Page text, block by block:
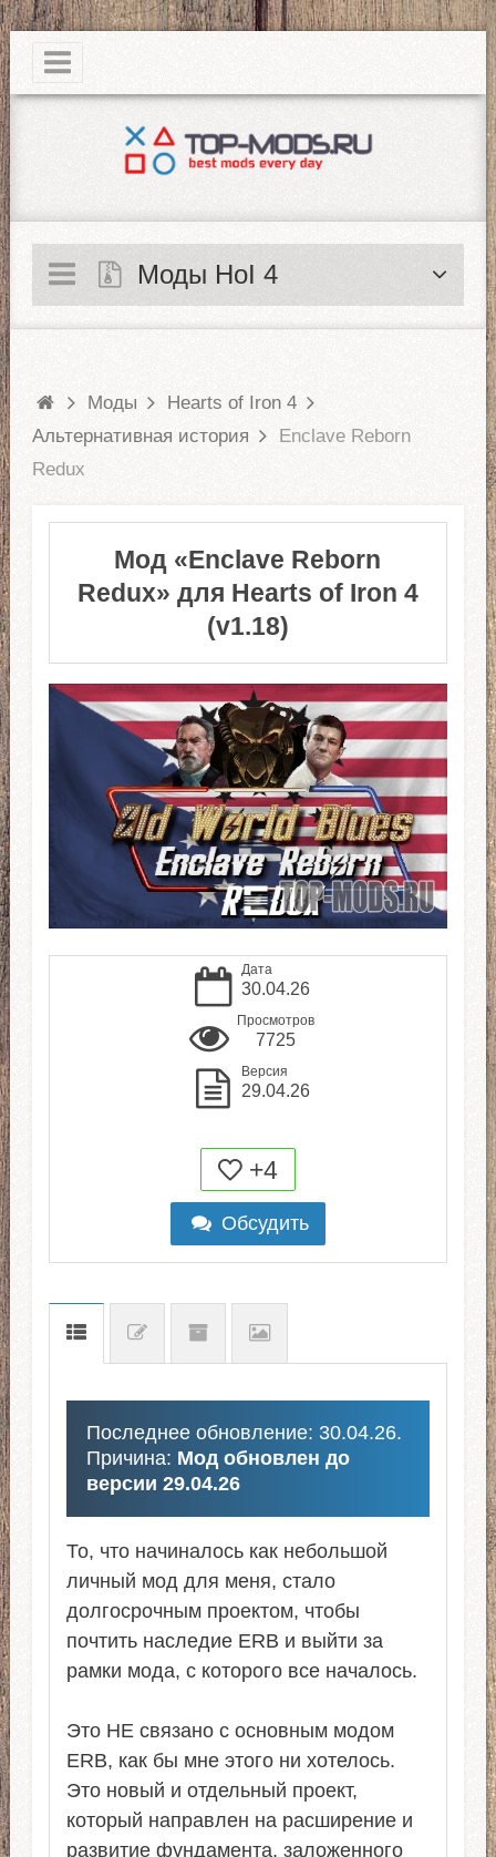
|
Моды HoI 4
Моды
Hearts of Iron 4
Альтернативная история
Enclave Reborn
Redux
Мод «Enclave Reborn
Redux» для Hearts of Iron 4
(v1.18)
Дата
30.04.26
Просмотров
7725
Версия
29.04.26
+4
Обсудить
Последнее обновление: 30.04.26.
Причина: Мод обновлен до
версии 29.04.26
То, что начиналось как небольшой
личный мод для меня, стало
долгосрочным проектом, чтобы
почтить наследие ERB и выйти за
рамки мода, с которого все началось.
Это НЕ связано с основным модом
ERB, как бы мне этого ни хотелось.
Это новый и отдельный проект,
который направлен на расширение и
развитие фундамента, заложенного